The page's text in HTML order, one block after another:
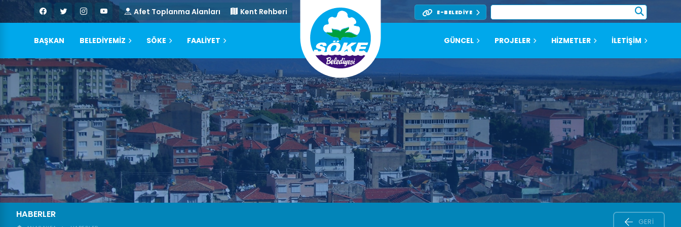
Afet Toplanma Alanları Kent Rehberi E-BELEDIYE
BAŞKAN BELEDİYEMİZ SÖKE FAALİYET GÜNCEL PROJELER HİZMETLER İLETİŞİM
HABERLER
GERI